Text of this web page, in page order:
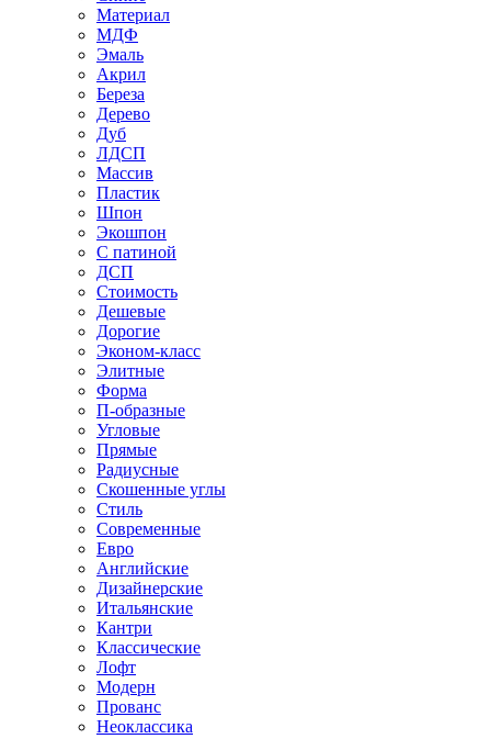
Материал
МДФ
Эмаль
Акрил
Береза
Дерево
Дуб
ЛДСП
Массив
Пластик
Шпон
Экошпон
С патиной
ДСП
Стоимость
Дешевые
Дорогие
Эконом-класс
Элитные
Форма
П-образные
Угловые
Прямые
Радиусные
Скошенные углы
Стиль
Современные
Евро
Английские
Дизайнерские
Итальянские
Кантри
Классические
Лофт
Модерн
Прованс
Неоклассика